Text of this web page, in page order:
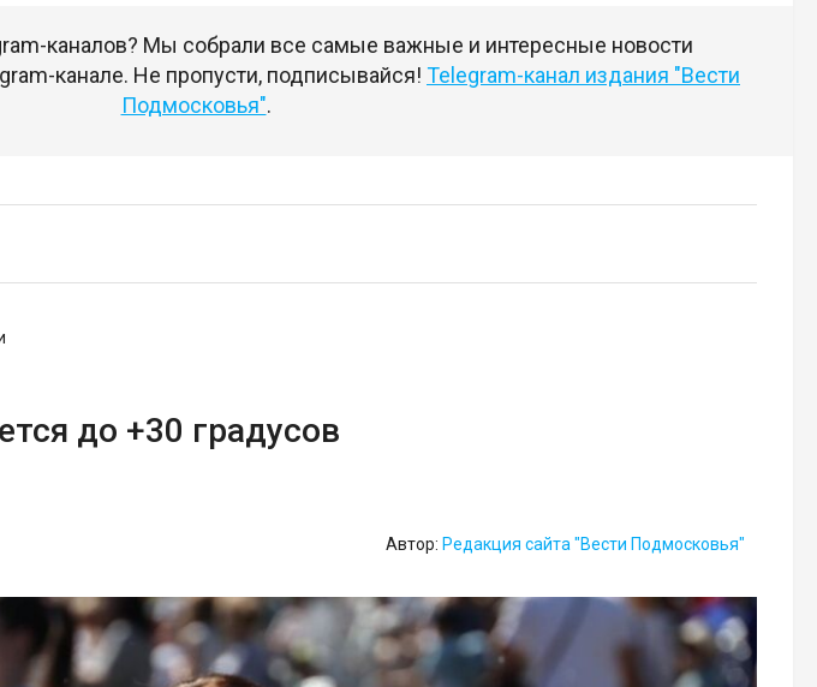
каналов? Мы собрали все самые важные и интересные новости
канале. Не пропусти, подписывайся! Telegram-канал издания "Вести
Подмосковья".
до +30 градусов
Автор: Редакция сайта "Вести Подмосковья"